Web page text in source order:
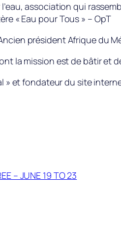
association qui
« Eau pour Tous » – OpT
président Afrique du
la mission est de bâtir et
» et fondateur du site
– JUNE 19 TO 23